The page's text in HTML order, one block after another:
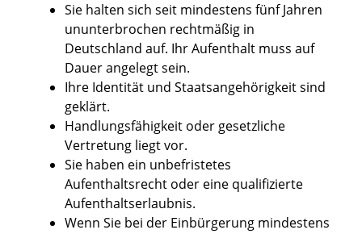
Sie halten sich seit mindestens fünf Jahren
ununterbrochen rechtmäßig in
Deutschland auf. Ihr Aufenthalt muss auf
Dauer angelegt sein.
Ihre Identität und Staatsangehörigkeit sind
geklärt.
Handlungsfähigkeit oder gesetzliche
Vertretung liegt vor.
Sie haben ein unbefristetes
Aufenthaltsrecht oder eine qualifizierte
Aufenthaltserlaubnis.
Wenn Sie bei der Einbürgerung mindestens